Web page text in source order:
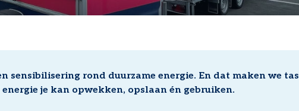
sensibilisering rond duurzame energie. En dat maken we
je kan opwekken, opslaan én gebruiken.